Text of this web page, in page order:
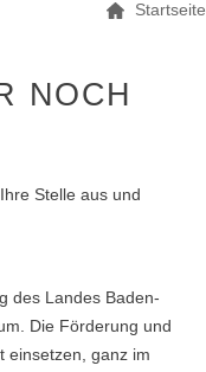
Startseite
NOCH
Stelle aus und
des Landes Baden-
Die Förderung und
einsetzen, ganz im